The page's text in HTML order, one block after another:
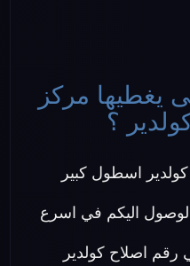
يغطيها مركز
؟
اسطول كبير
لوصول اليكم في اسرع
اصلاح كولدير